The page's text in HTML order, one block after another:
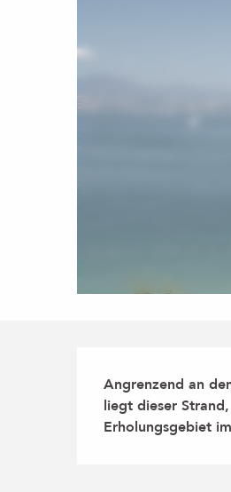
Angrenzend an
liegt dieser
Erholungsgebiet